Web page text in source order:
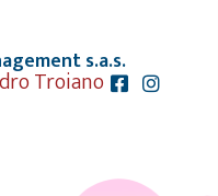
s.a.s.
Troiano